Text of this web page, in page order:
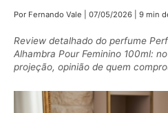
Por Fernando Vale 07/05/2026 9 min
Review detalhado do perfume
Alhambra Pour Feminino 100ml:
projeção, opinião de quem